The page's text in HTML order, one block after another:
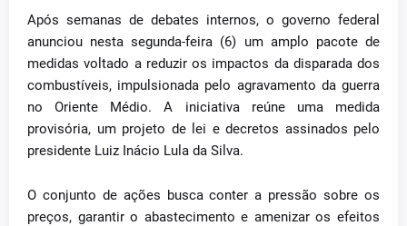
Após semanas de debates internos, o governo federal
anunciou nesta segunda-feira (6) um amplo pacote de
medidas voltado a reduzir os impactos da disparada dos
combustíveis, impulsionada pelo agravamento da guerra
no Oriente Médio. A iniciativa reúne uma medida
provisória, um projeto de lei e decretos assinados pelo
presidente Luiz Inácio Lula da Silva.
O conjunto de ações busca conter a pressão sobre os
preços, garantir o abastecimento e amenizar os efeitos